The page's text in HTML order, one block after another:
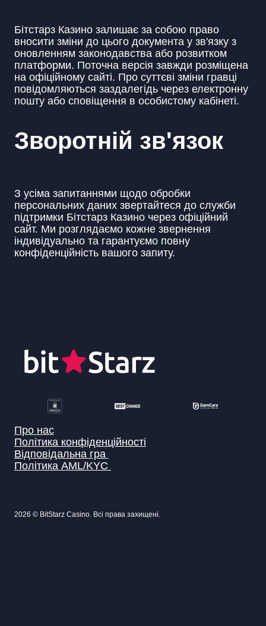
Бітстарз Казино залишає за собою право
вносити зміни до цього документа у зв'язку з
оновленням законодавства або розвитком
платформи. Поточна версія завжди розміщена
на офіційному сайті. Про суттєві зміни гравці
повідомляються заздалегідь через електронну
пошту або сповіщення в особистому кабінеті.
Зворотній зв'язок
З усіма запитаннями щодо обробки
персональних даних звертайтеся до служби
підтримки Бітстарз Казино через офіційний
сайт. Ми розглядаємо кожне звернення
індивідуально та гарантуємо повну
конфіденційність вашого запиту.
Про нас
Політика конфіденційності
Відповідальна гра
Політика AML/KYC
2026 © BitStarz Casino. Всі права захищені.